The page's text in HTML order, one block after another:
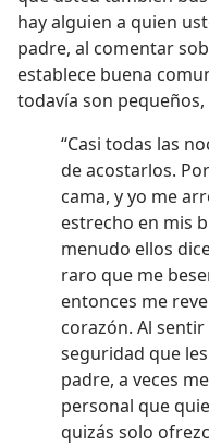
hay alguien a quien
padre, al comentar
establece buena
todavía son
“Casi todas las
de acostarlos.
cama, y yo me
estrecho en mis
menudo ellos
raro que me
entonces me
corazón. Al
seguridad que
padre, a veces
personal que
quizás solo